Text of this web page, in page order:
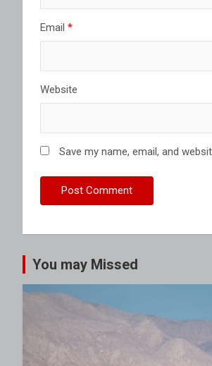
Email *
Website
Save my name, email, and
You may Missed